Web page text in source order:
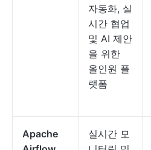
자동화, 실
시간 협업
및 AI 제안
을 위한
올인원 플
랫폼
Apache
실시간 모